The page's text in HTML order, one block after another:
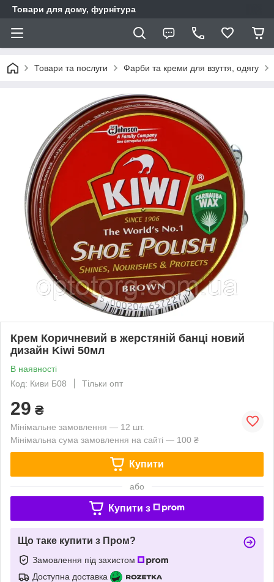
Товари для дому, фурнітура
Товари та послуги Фарби та креми для взуття, одягу
Крем Коричневий в жерстяній банці новий
дизайн Kiwi 50мл
В наявності
Код: Киви Б08
Тільки опт
29 ₴
Мінімальне замовлення — 12 шт.
Мінімальна сума замовлення на сайті — 100 ₴
Купити
або
Купити з
Що таке купити з Пром?
Замовлення під захистом
Доступна доставка